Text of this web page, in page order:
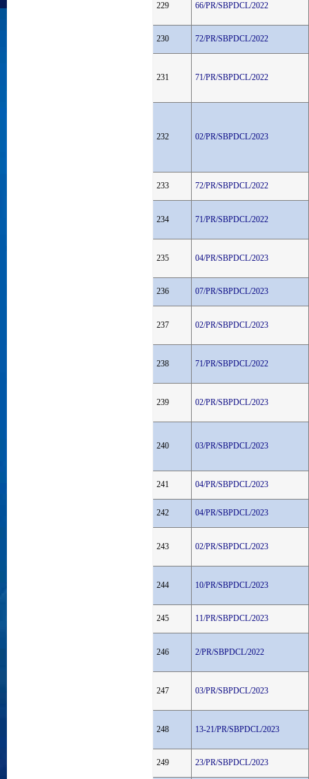
229 66/PR/SBPDCL/2022
230 72/PR/SBPDCL/2022
231 71/PR/SBPDCL/2022
232 02/PR/SBPDCL/2023
233 72/PR/SBPDCL/2022
234 71/PR/SBPDCL/2022
235 04/PR/SBPDCL/2023
236 07/PR/SBPDCL/2023
237 02/PR/SBPDCL/2023
238 71/PR/SBPDCL/2022
239 02/PR/SBPDCL/2023
240 03/PR/SBPDCL/2023
241 04/PR/SBPDCL/2023
242 04/PR/SBPDCL/2023
243 02/PR/SBPDCL/2023
244 10/PR/SBPDCL/2023
245 11/PR/SBPDCL/2023
246 2/PR/SBPDCL/2022
247 03/PR/SBPDCL/2023
248 13-21/PR/SBPDCL/2023
249 23/PR/SBPDCL/2023